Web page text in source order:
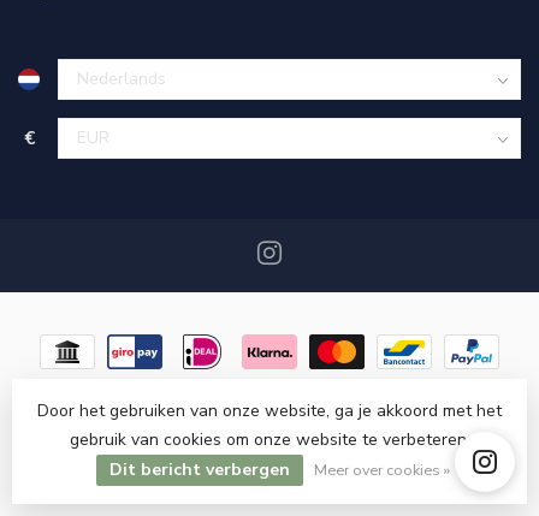
€
© Copyright 2026 Miracshop.nl- Powered byLightspeed-
Lightspeed designby Dyvelopment
Door het gebruiken van onze website, ga je akkoord met het
gebruik van cookies om onze website te verbeteren.
Dit bericht verbergen
Meer over cookies »